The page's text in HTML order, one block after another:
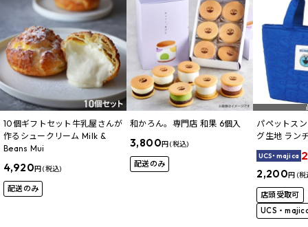
10個ギフトセット牛乳屋さんが
作るシュークリーム Milk &
Beans Mui
4,920円 (税込)
配送のみ
和かろん。専門店 和果 6個入
3,800円 (税込)
配送のみ
パペットス
グ生地 ラン
UCS・majica
2,200円 (税
店頭受取可
UCS・